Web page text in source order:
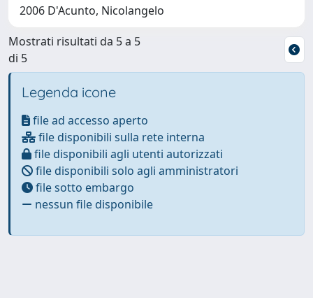
2006 D'Acunto, Nicolangelo
Mostrati risultati da 5 a 5
di 5
Legenda icone
file ad accesso aperto
file disponibili sulla rete interna
file disponibili agli utenti autorizzati
file disponibili solo agli amministratori
file sotto embargo
nessun file disponibile